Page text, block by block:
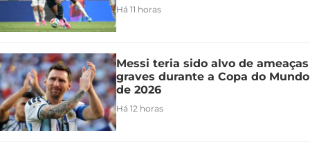
Há 11 horas
Messi teria sido alvo de ameaças
graves durante a Copa do Mundo
de 2026
Há 12 horas